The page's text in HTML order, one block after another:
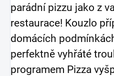
parádní pizzu jako z
restaurace! Kouzlo
domácích
perfektně vyhřáté
programem Pizza